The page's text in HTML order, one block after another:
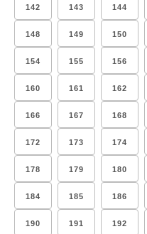
142 143 144
148 149 150
154 155 156
160 161 162
166 167 168
172 173 174
178 179 180
184 185 186
190 191 192